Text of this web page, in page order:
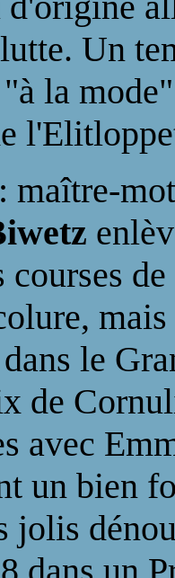
Un
la
maître-
le
de
avec
un bien
jolis